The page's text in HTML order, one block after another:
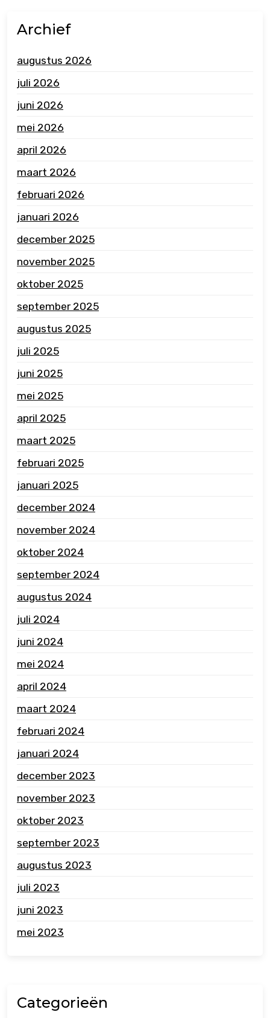
Archief
augustus 2026
juli 2026
juni 2026
mei 2026
april 2026
maart 2026
februari 2026
januari 2026
december 2025
november 2025
oktober 2025
september 2025
augustus 2025
juli 2025
juni 2025
mei 2025
april 2025
maart 2025
februari 2025
januari 2025
december 2024
november 2024
oktober 2024
september 2024
augustus 2024
juli 2024
juni 2024
mei 2024
april 2024
maart 2024
februari 2024
januari 2024
december 2023
november 2023
oktober 2023
september 2023
augustus 2023
juli 2023
juni 2023
mei 2023
Categorieën